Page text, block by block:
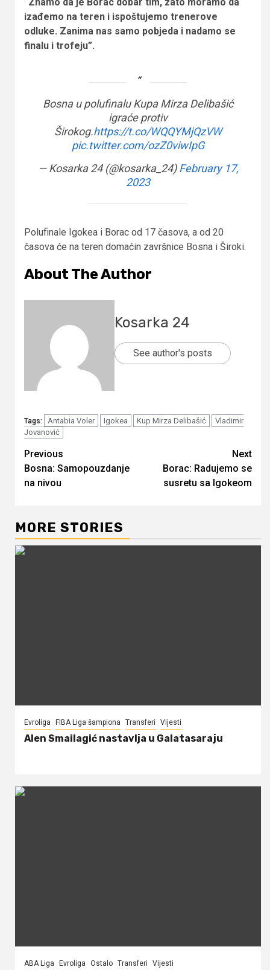
izađemo na teren i ispoštujemo trenerove
odluke. Zanima nas samo pobjeda i nadamo se
finalu i trofeju”.
Bosna u polufinalu Kupa Mirza Delibašić
igraće protiv
Širokog.https://t.co/WQQYMjQzVW
pic.twitter.com/ozZ0viwIpG
— Kosarka 24 (@kosarka_24)February 17,
2023
Polufinale Igokea i Borac od 17 časova, a od 20
časova će na teren domaćin završnice Bosna i Široki.
About The Author
Kosarka 24
See author's posts
Tags: Antabia Voler Igokea Kup Mirza Delibašić
Vladimir
Jovanović
Continue
Reading
Previous
Bosna: Samopouzdanje
na nivou
Next
Borac: Radujemo se
susretu sa Igokeom
MORE STORIES
Evroliga FIBA Liga šampiona Transferi Vijesti
Alen Smailagić nastavlja u Galatasaraju
ABA Liga Evroliga Ostalo Transferi Vijesti